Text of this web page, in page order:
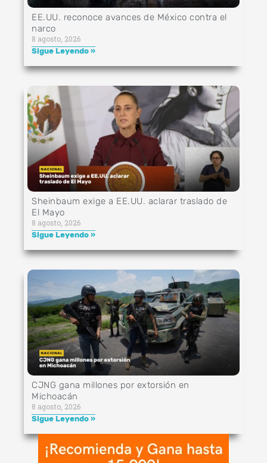
EE.UU. reconoce avances de México contra el
narco
8 agosto, 2026
Sigue Leyendo »
Sheinbaum exige a EE.UU. aclarar traslado de
El Mayo
8 agosto, 2026
Sigue Leyendo »
CJNG gana millones por extorsión en
Michoacán
8 agosto, 2026
Sigue Leyendo »